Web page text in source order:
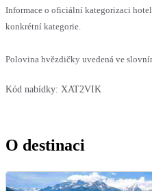
Informace o oficiální kategorizaci
konkrétní kategorie.
Polovina hvězdičky uvedená ve
Kód nabídky: XAT2VIK
O destinaci